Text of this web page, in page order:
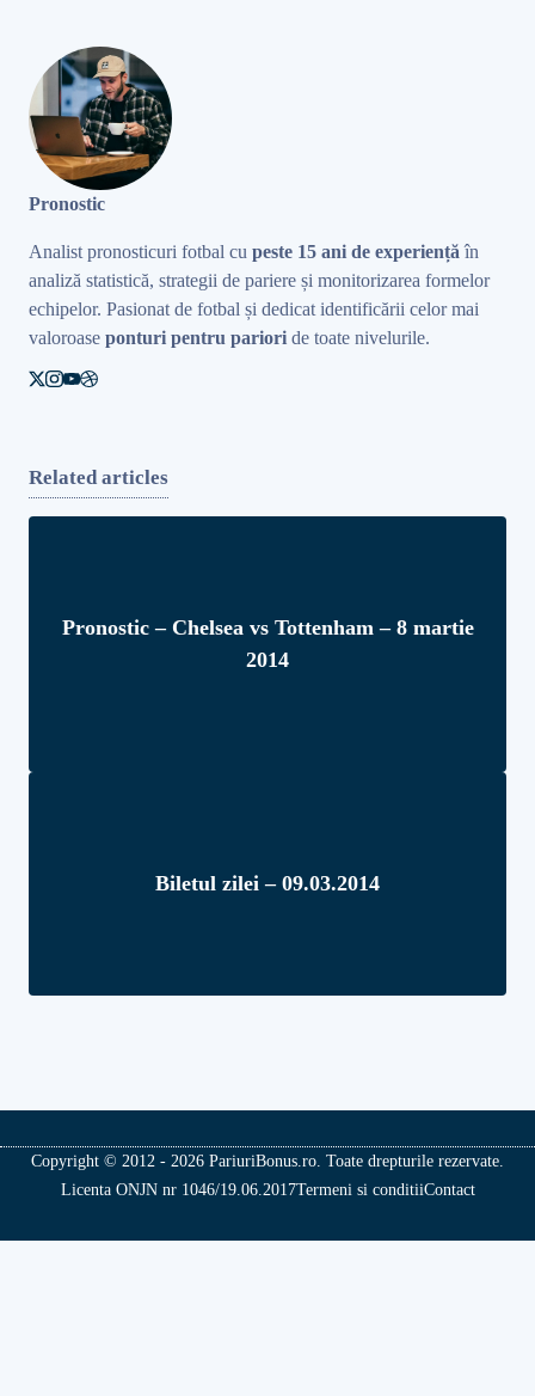
Pronostic
Analist pronosticuri fotbal cu peste 15 ani de experiență în
analiză statistică, strategii de pariere și monitorizarea formelor
echipelor. Pasionat de fotbal și dedicat identificării celor mai
valoroase ponturi pentru pariori de toate nivelurile.
Related articles
Pronostic – Chelsea vs Tottenham – 8 martie
2014
Biletul zilei – 09.03.2014
Copyright © 2012 - 2026 PariuriBonus.ro. Toate drepturile rezervate.
Licenta ONJN nr 1046/19.06.2017Termeni si conditiiContact